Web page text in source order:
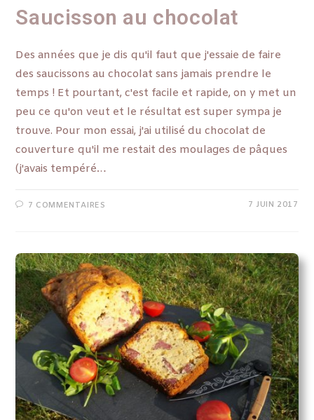
Saucisson au chocolat
Des années que je dis qu'il faut que j'essaie de faire
des saucissons au chocolat sans jamais prendre le
temps ! Et pourtant, c'est facile et rapide, on y met un
peu ce qu'on veut et le résultat est super sympa je
trouve. Pour mon essai, j'ai utilisé du chocolat de
couverture qu'il me restait des moulages de pâques
(j'avais tempéré…
7 COMMENTAIRES 7 JUIN 2017